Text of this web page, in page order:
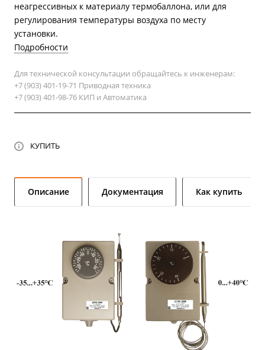
неагрессивных к материалу термобаллона, или для
регулирования температуры воздуха по месту
установки.
Подробности
Для технической консультации обращайтесь к инженерам:
+7 (903) 401-19-71 Приводная техника
+7 (903) 401-98-76 КИП и Автоматика
КУПИТЬ
Описание Документация Как купить